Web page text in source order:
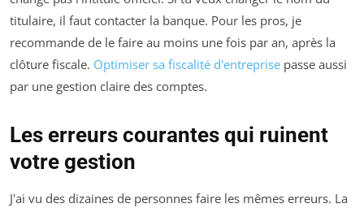
titulaire, il faut contacter la banque. Pour les pros, je
recommande de le faire au moins une fois par an, après la
clôture fiscale. Optimiser sa fiscalité d'entreprise passe aussi
par une gestion claire des comptes.
Les erreurs courantes qui ruinent
votre gestion
J'ai vu des dizaines de personnes faire les mêmes erreurs. La